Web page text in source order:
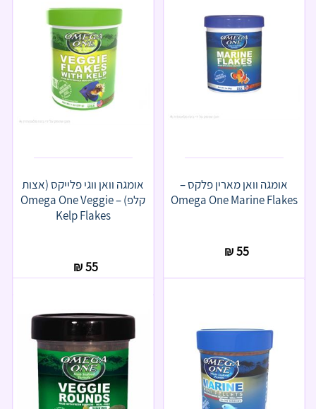
אומגה וואן מארין פלקס –
Omega One Marine Flakes
55
₪
אומגה וואן ווגי פלייקס (אצות
קלפ) – Omega One Veggie
Kelp Flakes
55
₪